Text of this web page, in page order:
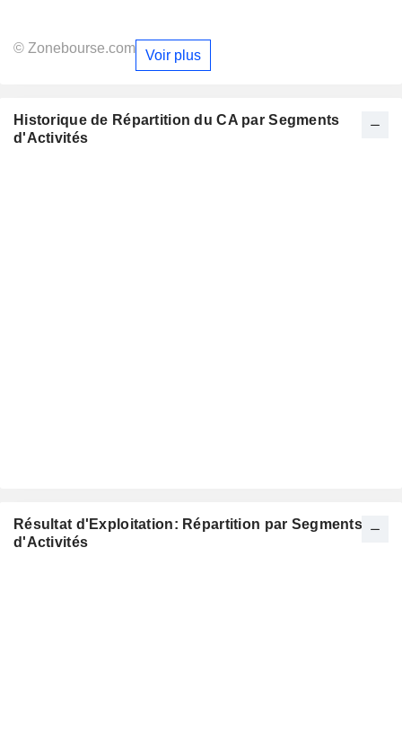
© Zonebourse.com Voir plus
Historique de Répartition du CA par Segments
d'Activités
Résultat d'Exploitation: Répartition par Segments
d'Activités